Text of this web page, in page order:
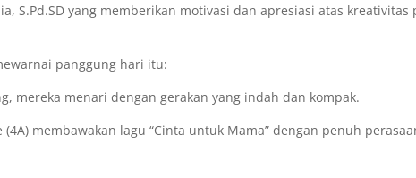
S.Pd.SD yang memberikan motivasi dan apresiasi atas kreativitas
panggung hari itu:
mereka menari dengan gerakan yang indah dan kompak.
membawakan lagu “Cinta untuk Mama” dengan penuh